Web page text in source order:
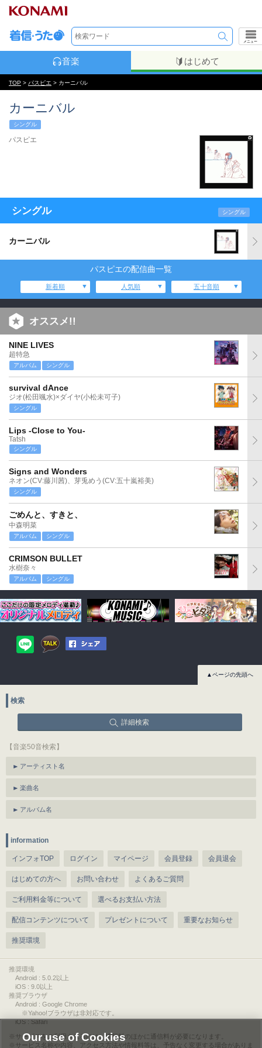
メニュー
音楽 はじめて
TOP > パスピエ > カーニバル
カーニバル
シングル
パスピエ
シングル シングル
カーニバル
パスピエの配信曲一覧
新着順 人気順 五十音順
オススメ!!
NINE LIVES
超特急
アルバム シングル
survival dAnce
ジオ(松田颯水)×ダイヤ(小松未可子)
シングル
Lips -Close to You-
Tatsh
シングル
Signs and Wonders
ネオン(CV:藤川茜)、芽兎めう(CV:五十嵐裕美)
シングル
ごめんと、すきと、
中森明菜
アルバム シングル
CRIMSON BULLET
水樹奈々
アルバム シングル
▲ページの先頭へ
検索
詳細検索
【音楽50音検索】
アーティスト名
楽曲名
アルバム名
information
インフォTOP ログイン マイページ 会員登録 会員退会
はじめての方へ お問い合わせ よくあるご質問
ご利用料金等について 選べるお支払い方法
配信コンテンツについて プレゼントについて 重要なお知らせ
推奨環境
推奨環境
Android : 5.0.2以上
iOS : 9.0以上
推奨ブラウザ
Android : Google Chrome
※Yahoo!ブラウザは非対応です。
iOS : Safari
サービスをご利用されるには、情報料のほかに通信料が必要になります。
サービス名称や内容、アクセス方法や情報料等は、予告なく変更する場合がありま
Our use of Cookies